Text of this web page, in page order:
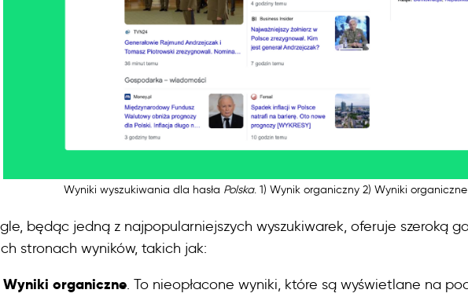
Wyniki wyszukiwania dla hasła Polska. 1) Wynik organiczny 2) Wyniki
będąc jedną z najpopularniejszych wyszukiwarek, oferuje szeroką
stronach wyników, takich jak:
Wyniki organiczne. To nieopłacone wyniki, które są wyświetlane na